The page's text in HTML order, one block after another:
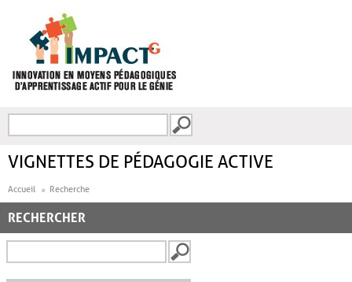
FORMULAIRE DE
VIGNETTES DE PÉDAGOGIE ACTIVE
Accueil Recherche
RECHERCHER